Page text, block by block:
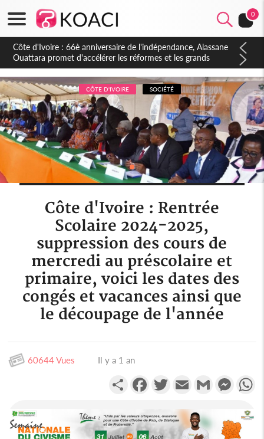
0
Côte d'Ivoire : À Abidjan, Amadou Oury Bah admire le modèle
ivoirien et veut s'en inspirer pour accélérer le développement
de la Guinée
CÔTE D'IVOIRE SOCIÉTÉ
Côte d'Ivoire : Rentrée
Scolaire 2024-2025,
suppression des cours de
mercredi au préscolaire et
primaire, voici les dates des
congés et vacances ainsi que
le découpage de l'année
60644 Vues Il y a 1 an
PartagerFacebookTwitterEmail Gmail